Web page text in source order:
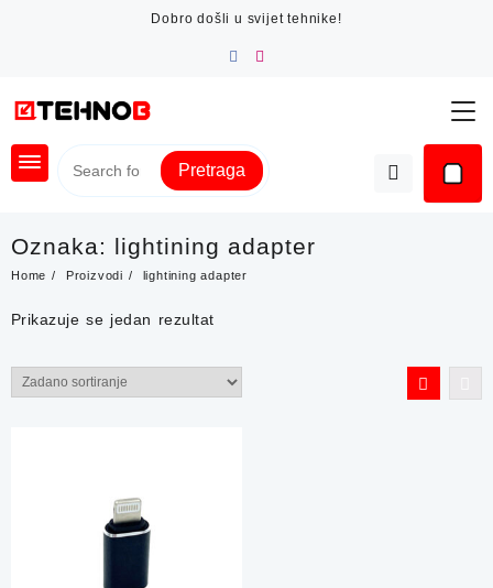
Dobro došli u svijet tehnike!
Pretraga
Oznaka: lightining adapter
Home Proizvodi lightining adapter
Prikazuje se jedan rezultat